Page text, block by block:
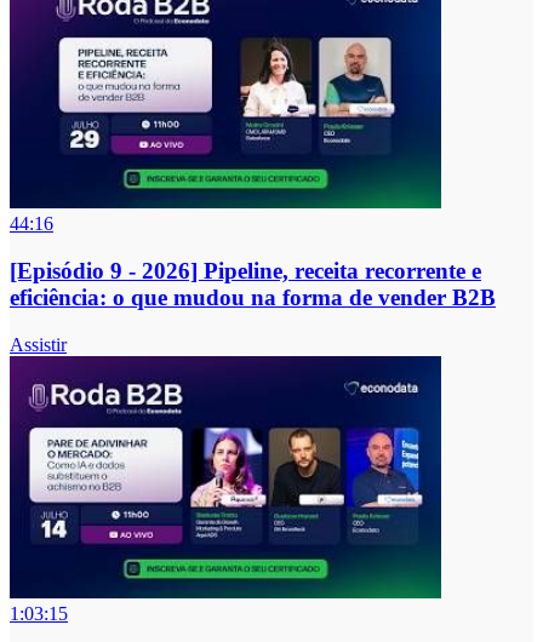
44:16
[Episódio 9 - 2026] Pipeline, receita recorrente e
eficiência: o que mudou na forma de vender B2B
Assistir
1:03:15